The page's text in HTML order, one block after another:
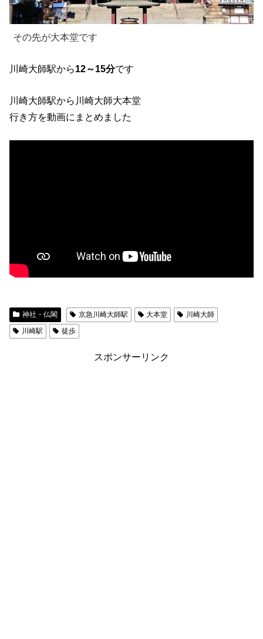
その先が大本堂です
川崎大師駅から12～15分です
川崎大師駅から川崎大師大本堂
行き方を動画にまとめました
神社・仏閣 京急川崎大師駅 大本堂
川崎大師
川崎駅
徒歩
スポンサーリンク